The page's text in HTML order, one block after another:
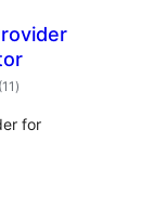
(11 total
de
)
for